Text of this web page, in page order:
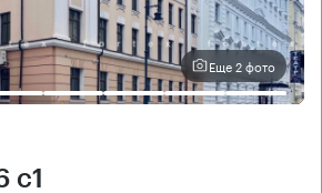
Еще 2 фото
с1